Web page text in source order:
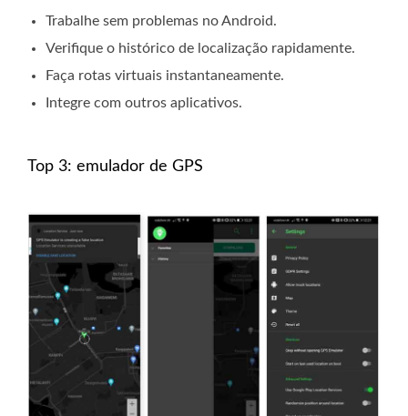
Trabalhe sem problemas no Android.
Verifique o histórico de localização rapidamente.
Faça rotas virtuais instantaneamente.
Integre com outros aplicativos.
Top 3: emulador de GPS